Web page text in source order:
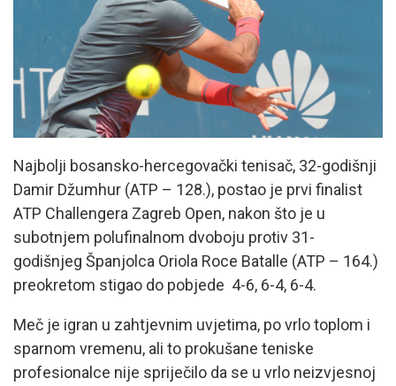
Najbolji bosansko-hercegovački tenisač, 32-godišnji
Damir Džumhur (ATP – 128.), postao je prvi finalist
ATP Challengera Zagreb Open, nakon što je u
subotnjem polufinalnom dvoboju protiv 31-
godišnjeg Španjolca Oriola Roce Batalle (ATP – 164.)
preokretom stigao do pobjede 4-6, 6-4, 6-4.
Meč je igran u zahtjevnim uvjetima, po vrlo toplom i
sparnom vremenu, ali to prokušane teniske
profesionalce nije spriječilo da se u vrlo neizvjesnoj